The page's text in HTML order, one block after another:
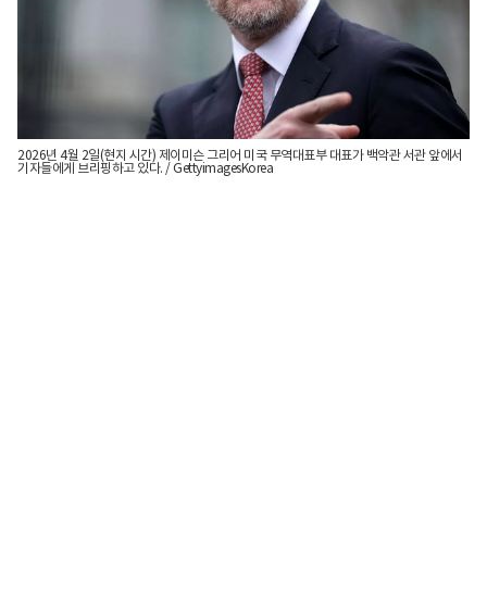
2026년 4월 2일(현지 시간) 제이미슨 그리어 미국 무역대표부 대표가 백악관 서관 앞에서
기자들에게 브리핑하고 있다. / GettyimagesKorea